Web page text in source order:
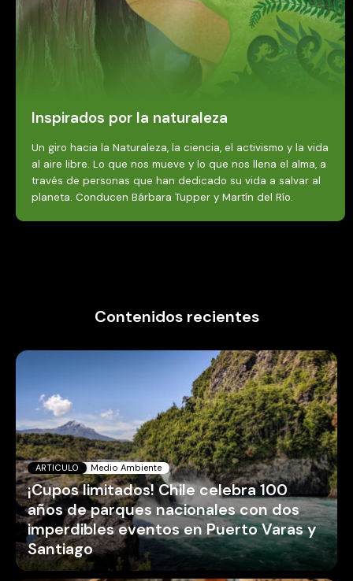
Inspirados por la naturaleza
Un giro hacia la Naturaleza, la ciencia, el activismo y la vida
al aire libre. Lo que nos mueve y lo que nos llena el alma, a
través de personas que han dedicado su vida a salvar al
Contenidos recientes
¡Cupos limitados! Chile celebra 100
años de parques nacionales con dos
imperdibles eventos en Puerto Varas y
Santiago
ARTICULO Medio Ambiente